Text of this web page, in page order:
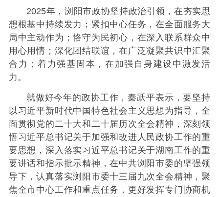
2025年，浏阳市政协坚持政治引领，在夯实思
想根基中持续发力；紧扣中心任务，在全面服务大
局中主动作为；恪守为民初心，在深入联系群众中
用心用情；深化团结联谊，在广泛凝聚共识中汇聚
合力；着力强基固本，在加强自身建设中激发活
力。
就做好今年的政协工作，秦跃平表示，要坚持
以习近平新时代中国特色社会主义思想为指导，全
面贯彻党的二十大和二十届历次全会精神，深刻领
悟习近平总书记关于加强和改进人民政协工作的重
要思想，深入落实习近平总书记关于湖南工作的重
要讲话和指示批示精神，在中共浏阳市委的坚强领
导下，认真落实浏阳市委十三届九次全会精神，聚
焦全市中心工作和重点任务，更好发挥专门协商机